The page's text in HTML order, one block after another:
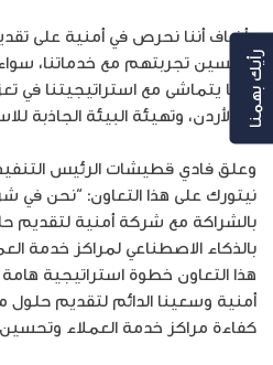
وأضاف أننا نحرص في أمنية على
وتحسين تجربتهم مع خدماتنا، سواء
وبما يتماشى مع استراتيجيتنا في
في الأردن، وتهيئة البيئة الجاذبة
وعلق فادي قطيشات الرئيس
نيتورك على هذا التعاون: “نحن في
بالشراكة مع شركة أمنية لتقديم
بالذكاء الاصطناعي لمراكز خدمة
هذا التعاون خطوة استراتيجية
أمنية وسعينا الدائم لتقديم
كفاءة مراكز خدمة العملاء
رأيك بهمنا